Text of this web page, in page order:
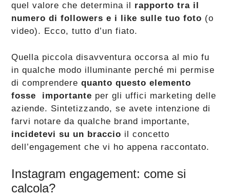
quel valore che determina il rapporto tra il
numero di followers e i like sulle tuo foto (o
video). Ecco, tutto d’un fiato.
Quella piccola disavventura occorsa al mio fu
in qualche modo illuminante perché mi permise
di comprendere quanto questo elemento
fosse importante per gli uffici marketing delle
aziende. Sintetizzando, se avete intenzione di
farvi notare da qualche brand importante,
incidetevi su un braccio il concetto
dell’engagement che vi ho appena raccontato.
Instagram engagement: come si
calcola?